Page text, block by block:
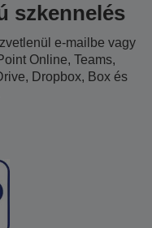
szkennelés
e-mailbe vagy
Online, Teams,
Dropbox, Box és